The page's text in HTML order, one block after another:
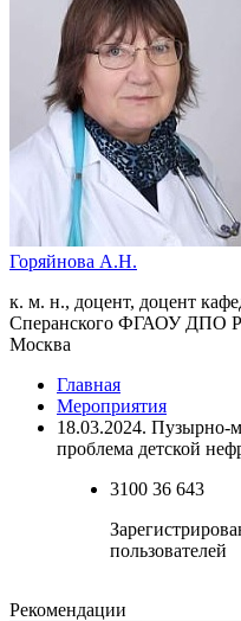
Горяйнова А.Н.
к. м. н., доцент, доцент
Сперанского ФГАОУ ДПО
Москва
Главная
Мероприятия
18.03.2024. Пузырно-
проблема детской
3100 36 643
пользователей
Рекомендации